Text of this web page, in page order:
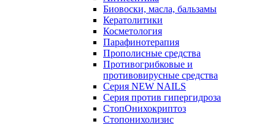
Биовоски, масла, бальзамы
Кератолитики
Косметология
Парафинотерапия
Прополисные средства
Противогрибковые и
противовирусные средства
Серия NEW NAILS
Серия против гипергидроза
СтопОнихокриптоз
Стопонихолизис